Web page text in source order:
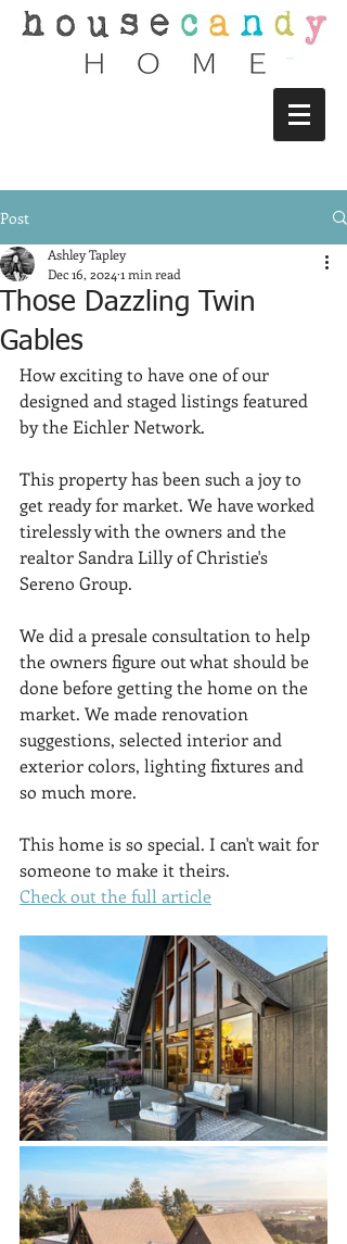
Post
Those Dazzling Twin
Gables
Ashley Tapley
Dec 16, 2024 1 min read
How exciting to have one of our
designed and staged listings featured
by the Eichler Network.
This property has been such a joy to
get ready for market. We have worked
tirelessly with the owners and the
realtor Sandra Lilly of Christie's
Sereno Group.
We did a presale consultation to help
the owners figure out what should be
done before getting the home on the
market. We made renovation
suggestions, selected interior and
exterior colors, lighting fixtures and
so much more.
This home is so special. I can't wait for
someone to make it theirs.
Check out the full article